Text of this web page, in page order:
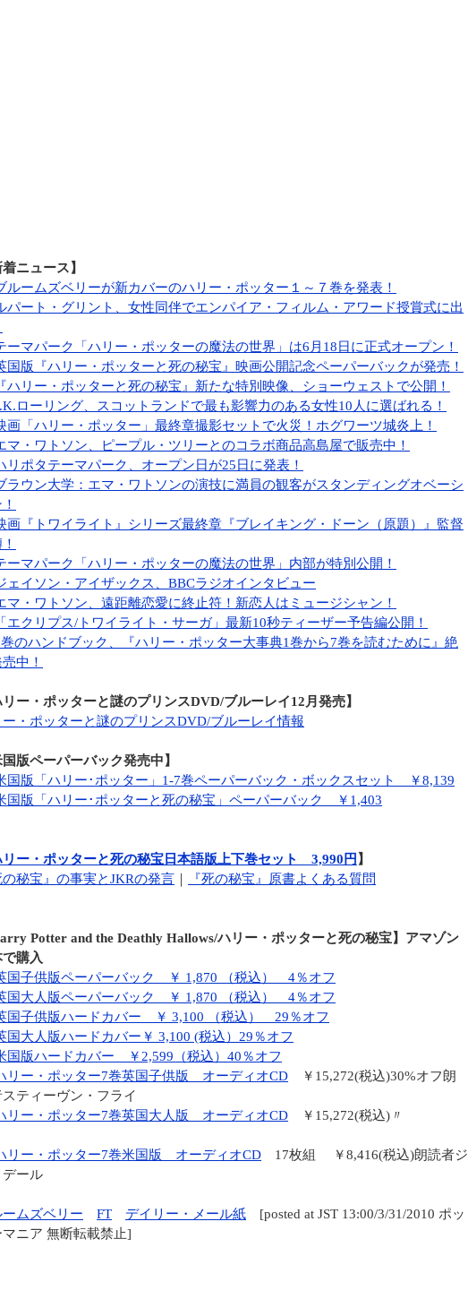
着ニュース】
ルームズベリーが新カバーのハリー・ポッター１～７巻を発表！
パート・グリント、女性同伴でエンパイア・フィルム・アワード授賞式に出
ーマパーク「ハリー・ポッターの魔法の世界」は6月18日に正式オープン！
国版『ハリー・ポッターと死の秘宝』映画公開記念ペーパーバックが発売！
『ハリー・ポッターと死の秘宝』新たな特別映像、ショーウェストで公開！
ローリング、スコットランドで最も影響力のある女性10人に選ばれる！
画「ハリー・ポッター」最終章撮影セットで火災！ホグワーツ城炎上！
マ・ワトソン、ピープル・ツリーとのコラボ商品高島屋で販売中！
リポタテーマパーク、オープン日が25日に発表！
ラウン大学：エマ・ワトソンの演技に満員の観客がスタンディングオベーシ
画『トワイライト』シリーズ最終章『ブレイキング・ドーン（原題）』監督
ーマパーク「ハリー・ポッターの魔法の世界」内部が特別公開！
ェイソン・アイザックス、BBCラジオインタビュー
マ・ワトソン、遠距離恋愛に終止符！新恋人はミュージシャン！
「エクリプス/トワイライト・サーガ」最新10秒ティーザー予告編公開！
のハンドブック、『ハリー・ポッター大事典1巻から7巻を読むために』絶
中！
リー・ポッターと謎のプリンスDVD/ブルーレイ12月発売】
ー・ポッターと謎のプリンスDVD/ブルーレイ情報
国版ペーパーバック発売中】
国版「ハリー･ポッター」1-7巻ペーパーバック・ボックスセット ￥8,139
国版「ハリー･ポッターと死の秘宝」ペーパーバック ￥1,403
リー・ポッターと死の秘宝日本語版上下巻セット 3,990円 】
の秘宝』の事実とJKRの発言
『死の秘宝』原書よくある質問
Potter and the Deathly Hallows/ハリー・ポッターと死の秘宝】アマゾン
で購入
国子供版ペーパーバック ￥ 1,870 （税込） 4％オフ
国大人版ペーパーバック ￥ 1,870 （税込） 4％オフ
国子供版ハードカバー ￥ 3,100 （税込） 29％オフ
国大人版ハードカバー￥ 3,100 (税込）29％オフ
国版ハードカバー ￥2,599（税込）40％オフ
リー・ポッター7巻英国子供版 オーディオCD ￥15,272(税込)30%オフ朗
ティーヴン・フライ
リー・ポッター7巻英国大人版 オーディオCD ￥15,272(税込)〃
リー・ポッター7巻米国版 オーディオCD 17枚組 ￥8,416(税込)朗読者ジ
デール
ームズベリー FT デイリー・メール紙 [posted at JST 13:00/3/31/2010 ポッ
マニア 無断転載禁止]